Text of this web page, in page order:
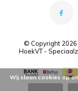
© Copyright 2026
HoekVT -
Wij slaan cookies op